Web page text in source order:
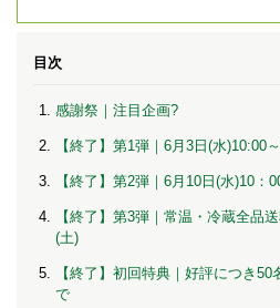
目次
感謝祭｜注目企画?
【終了】第1弾｜6月3日(水)10:00
【終了】第2弾｜6月10日(水)10：
【終了】第3弾｜常温・冷蔵全品
(土)
【終了】初回特典｜好評につき
で